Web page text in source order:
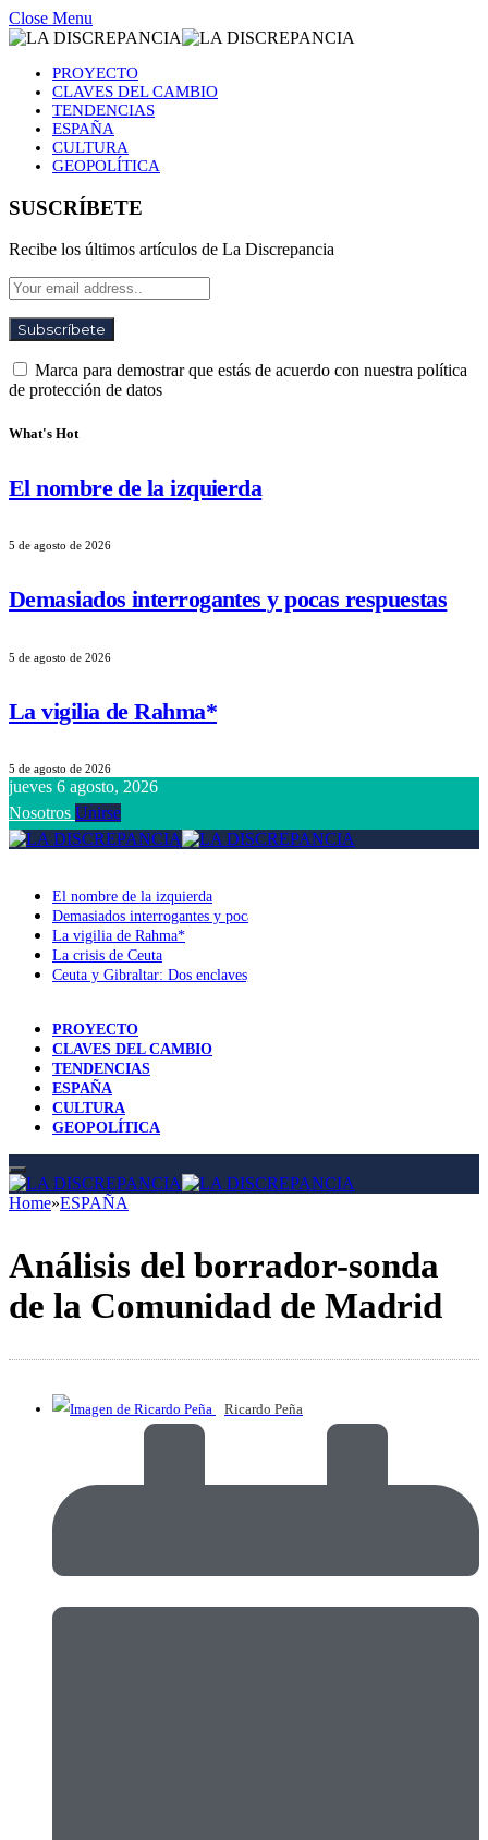
Close Menu
PROYECTO
CLAVES DEL CAMBIO
TENDENCIAS
ESPAÑA
CULTURA
GEOPOLÍTICA
SUSCRÍBETE
Recibe los últimos artículos de La Discrepancia
Marca para demostrar que estás de acuerdo con nuestra política
de protección de datos
What's Hot
El nombre de la izquierda
5 de agosto de 2026
Demasiados interrogantes y pocas respuestas
5 de agosto de 2026
La vigilia de Rahma*
5 de agosto de 2026
jueves 6 agosto, 2026
Nosotros Unirse
El nombre de la izquierda
Demasiados interrogantes y pocas respuestas
La vigilia de Rahma*
La crisis de Ceuta
Ceuta y Gibraltar: Dos enclaves, dos soberanías y un mismo tablero
PROYECTO
CLAVES DEL CAMBIO
TENDENCIAS
ESPAÑA
CULTURA
GEOPOLÍTICA
Home»ESPAÑA
Análisis del borrador-sonda
de la Comunidad de Madrid
Ricardo Peña